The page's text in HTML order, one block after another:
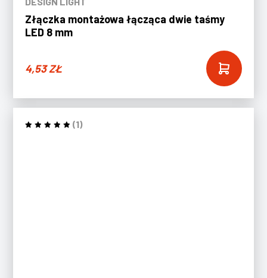
Złączka montażowa łącząca dwie taśmy
LED 8 mm
4,53ZŁ
(1)